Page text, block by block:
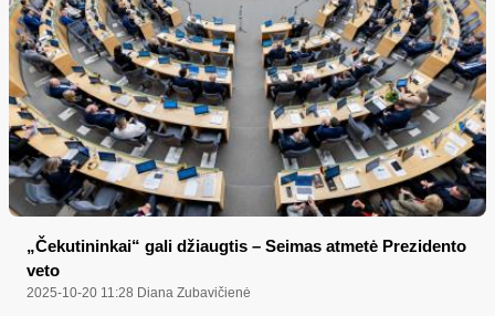
„Čekutininkai“ gali džiaugtis – Seimas atmetė Prezidento
veto
2025-10-20 11:28 Diana Zubavičienė